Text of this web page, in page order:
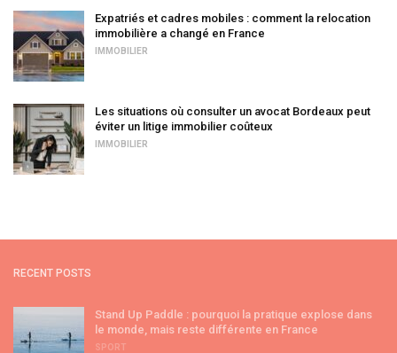
Expatriés et cadres mobiles : comment la relocation
immobilière a changé en France
IMMOBILIER
Les situations où consulter un avocat Bordeaux peut
éviter un litige immobilier coûteux
IMMOBILIER
RECENT POSTS
Stand Up Paddle : pourquoi la pratique explose dans
le monde, mais reste différente en France
SPORT